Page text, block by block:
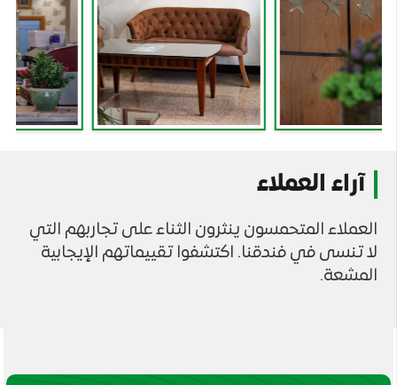
آراء العملاء
العملاء المتحمسون ينثرون الثناء على تجاربهم التي
لا تنسى في فندقنا. اكتشفوا تقييماتهم الإيجابية
المشعة.